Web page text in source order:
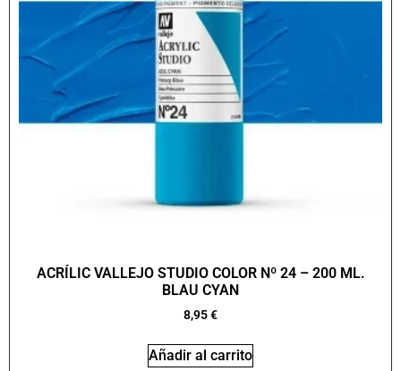
ACRÍLIC VALLEJO STUDIO COLOR Nº 24 – 200 ML.
BLAU CYAN
8,95€
Añadir al carrito